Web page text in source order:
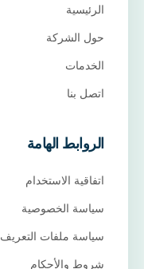
الرئيسية
حول الشركة
الخدمات
اتصل بنا
الروابط الهامة
اتفاقية الاستخدام
سياسة الخصوصية
سياسة ملفات التعريف
شروط والأحكام